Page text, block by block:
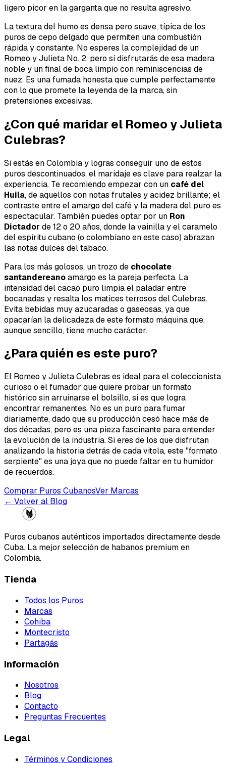
ligero picor en la garganta que no resulta agresivo.
La textura del humo es densa pero suave, típica de los
puros de cepo delgado que permiten una combustión
rápida y constante. No esperes la complejidad de un
Romeo y Julieta No. 2, pero sí disfrutarás de esa madera
noble y un final de boca limpio con reminiscencias de
nuez. Es una fumada honesta que cumple perfectamente
con lo que promete la leyenda de la marca, sin
pretensiones excesivas.
¿Con qué maridar el Romeo y Julieta
Culebras?
Si estás en Colombia y logras conseguir uno de estos
puros descontinuados, el maridaje es clave para realzar la
experiencia. Te recomiendo empezar con un café del
Huila, de aquellos con notas frutales y acidez brillante; el
contraste entre el amargo del café y la madera del puro es
espectacular. También puedes optar por un Ron
Dictador de 12 o 20 años, donde la vainilla y el caramelo
del espíritu cubano (o colombiano en este caso) abrazan
las notas dulces del tabaco.
Para los más golosos, un trozo de chocolate
santandereanoamargo es la pareja perfecta. La
intensidad del cacao puro limpia el paladar entre
bocanadas y resalta los matices terrosos del Culebras.
Evita bebidas muy azucaradas o gaseosas, ya que
opacarían la delicadeza de este formato máquina que,
aunque sencillo, tiene mucho carácter.
¿Para quién es este puro?
El Romeo y Julieta Culebras es ideal para el coleccionista
curioso o el fumador que quiere probar un formato
histórico sin arruinarse el bolsillo, si es que logra
encontrar remanentes. No es un puro para fumar
diariamente, dado que su producción cesó hace más de
dos décadas, pero es una pieza fascinante para entender
la evolución de la industria. Si eres de los que disfrutan
analizando la historia detrás de cada vitola, este "formato
serpiente" es una joya que no puede faltar en tu humidor
de recuerdos.
Comprar Puros CubanosVer Marcas
← Volver al Blog
Puros cubanos auténticos importados directamente desde
Cuba. La mejor selección de habanos premium en
Colombia.
Tienda
Todos los Puros
Marcas
Cohiba
Montecristo
Partagás
Información
Nosotros
Blog
Contacto
Preguntas Frecuentes
Legal
Términos y Condiciones